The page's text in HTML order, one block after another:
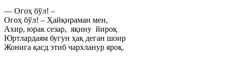
— Огоҳ бўл! –
Огоҳ бўл! – Ҳайқираман мен,
Ахир, юрак сезар, яқину йироқ
Юртлардаям бугун ҳақ деган шоир
Жонига қасд этиб чархланур яроқ.